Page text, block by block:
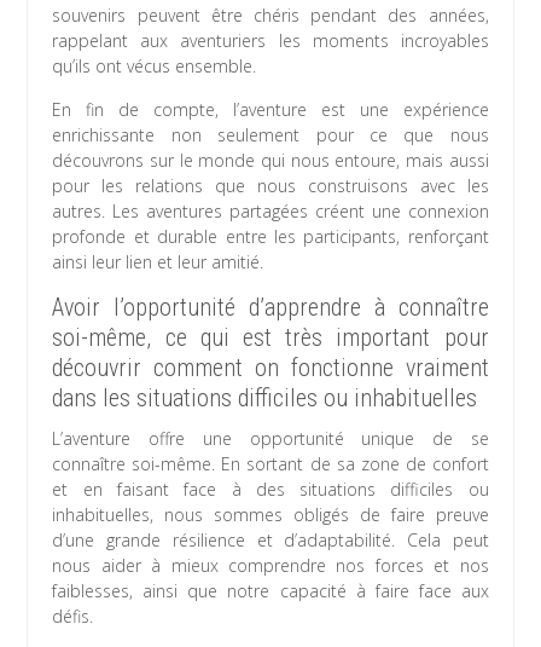
souvenirs peuvent être chéris pendant des années,
rappelant aux aventuriers les moments incroyables
qu’ils ont vécus ensemble.
En fin de compte, l’aventure est une expérience
enrichissante non seulement pour ce que nous
découvrons sur le monde qui nous entoure, mais aussi
pour les relations que nous construisons avec les
autres. Les aventures partagées créent une connexion
profonde et durable entre les participants, renforçant
ainsi leur lien et leur amitié.
Avoir l’opportunité d’apprendre à connaître
soi-même, ce qui est très important pour
découvrir comment on fonctionne vraiment
dans les situations difficiles ou inhabituelles
L’aventure offre une opportunité unique de se
connaître soi-même. En sortant de sa zone de confort
et en faisant face à des situations difficiles ou
inhabituelles, nous sommes obligés de faire preuve
d’une grande résilience et d’adaptabilité. Cela peut
nous aider à mieux comprendre nos forces et nos
faiblesses, ainsi que notre capacité à faire face aux
défis.